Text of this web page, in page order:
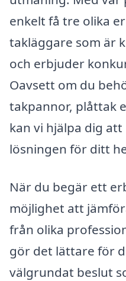
enkelt få tre olika
takläggare som är
och erbjuder
Oavsett om du
takpannor, plåttak
kan vi hjälpa dig
lösningen för ditt
När du begär ett
möjlighet att
från olika
gör det lättare för
välgrundat beslut